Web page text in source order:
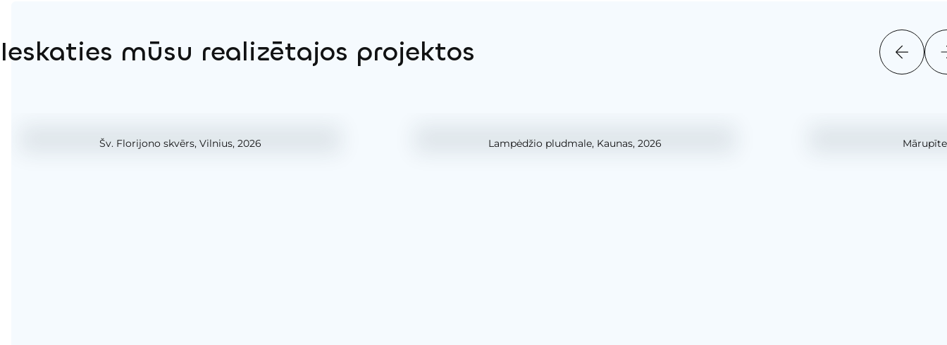
Ieskaties mūsu realizētajos projektos
Šv. Florijono skvērs, Vilnius, 2026 Lampėdžio pludmale, Kaunas, 2026